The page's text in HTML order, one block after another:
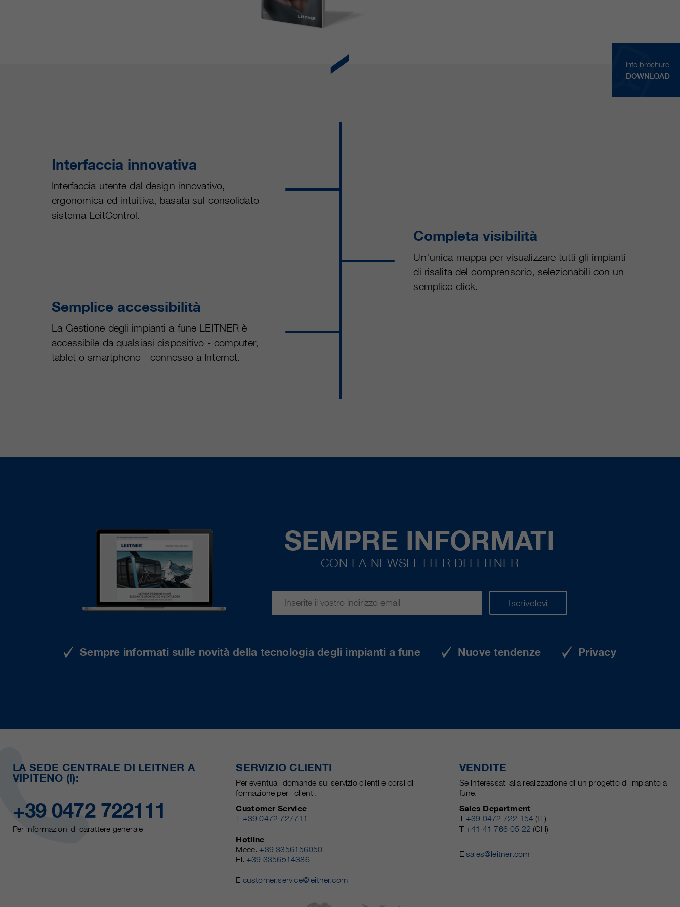
Info brochure
DOWNLOAD
Interfaccia innovativa
Interfaccia utente dal design innovativo,
ergonomica ed intuitiva, basata sul consolidato
sistema LeitControl.
Completa visibilità
Un’unica mappa per visualizzare tutti gli impianti
di risalita del comprensorio, selezionabili con un
semplice click.
Semplice accessibilità
La Gestione degli impianti a fune LEITNER è
accessibile da qualsiasi dispositivo - computer,
tablet o smartphone - connesso a Internet.
SEMPRE INFORMATI
CON LA NEWSLETTER DI LEITNER
Iscrivetevi
Sempre informati sulle novità della tecnologia degli impianti a fune Nuove tendenze Privacy
LA SEDE CENTRALE DI LEITNER A
VIPITENO (I):
+39 0472 722111
Per informazioni di carattere generale
SERVIZIO CLIENTI
Per eventuali domande sul servizio clienti e corsi di
formazione per i clienti.
Customer Service
T +39 0472 727711
Hotline
Mecc. +39 3356156050
El. +39 3356514386
E customer.service@leitner.com
VENDITE
Se interessati alla realizzazione di un progetto di impianto a
fune.
Sales Department
T +39 0472 722 154 (IT)
T +41 41 766 05 22 (CH)
Esales@leitner.com